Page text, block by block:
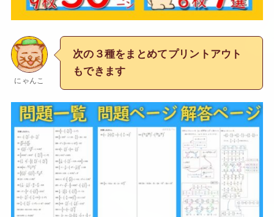
にゃんこ
次の３種をまとめてプリントアウト
もできます